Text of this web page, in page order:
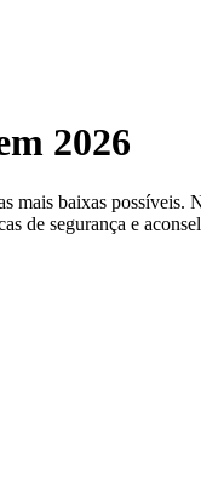
2026
baixas
de segurança e